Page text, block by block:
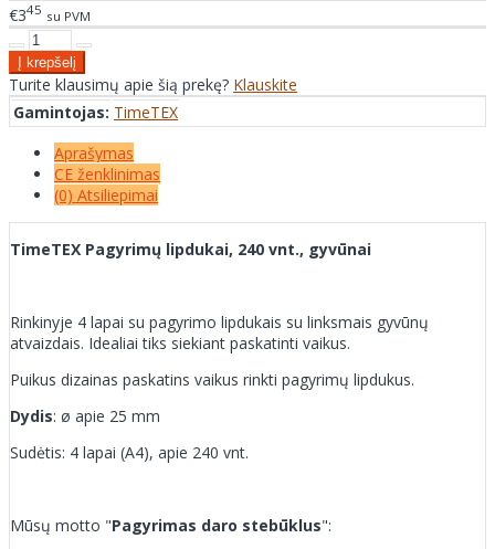
€345 su PVM
Turite klausimų apie šią prekę? Klauskite
Gamintojas: TimeTEX
Aprašymas
CE ženklinimas
(0) Atsiliepimai
TimeTEX Pagyrimų lipdukai, 240 vnt., gyvūnai
Rinkinyje 4 lapai su pagyrimo lipdukais su linksmais gyvūnų
atvaizdais. Idealiai tiks siekiant paskatinti vaikus.
Puikus dizainas paskatins vaikus rinkti pagyrimų lipdukus.
Dydis: ø apie 25 mm
Sudėtis: 4 lapai (A4), apie 240 vnt.
Mūsų motto "Pagyrimas daro stebūklus":